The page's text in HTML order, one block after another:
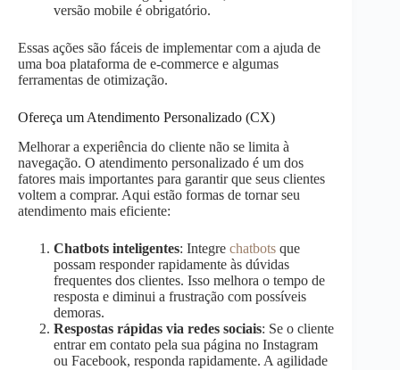
versão mobile é obrigatório.
Essas ações são fáceis de implementar com a ajuda de
uma boa plataforma de e-commerce e algumas
ferramentas de otimização.
Ofereça um Atendimento Personalizado (CX)
Melhorar a experiência do cliente não se limita à
navegação. O atendimento personalizado é um dos
fatores mais importantes para garantir que seus clientes
voltem a comprar. Aqui estão formas de tornar seu
atendimento mais eficiente:
Chatbots inteligentes: Integre chatbots que
possam responder rapidamente às dúvidas
frequentes dos clientes. Isso melhora o tempo de
resposta e diminui a frustração com possíveis
demoras.
Respostas rápidas via redes sociais: Se o cliente
entrar em contato pela sua página no Instagram
ou Facebook, responda rapidamente. A agilidade